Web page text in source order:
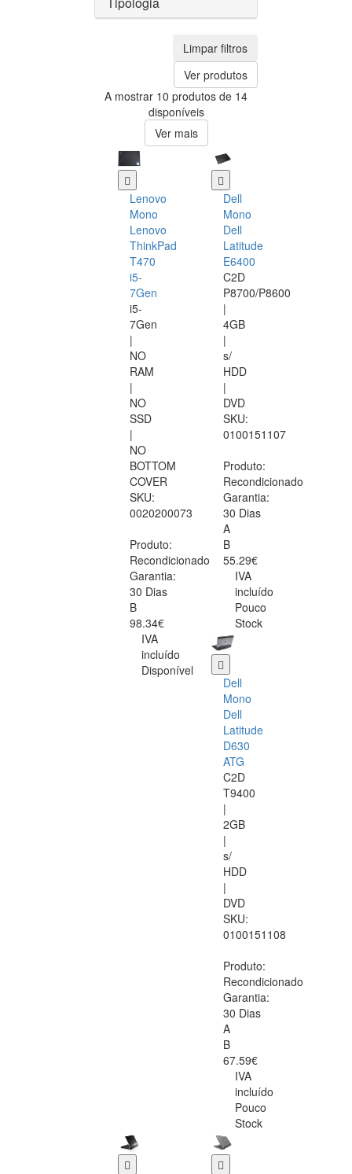
Limpar filtros
Ver produtos
A mostrar 10 produtos de 14
disponíveis
Ver mais
Lenovo
Mono
Lenovo
ThinkPad
T470
i5-
7Gen
i5-
7Gen
|
NO
RAM
|
NO
SSD
|
NO
BOTTOM
COVER
SKU:
0020200073
Produto:
Recondicionado
Garantia:
30 Dias
B
98.34€
IVA
incluído
Disponível
Dell
Mono
Dell
Latitude
E6400
C2D
P8700/P8600
|
4GB
|
s/
HDD
|
DVD
SKU:
0100151107
Produto:
Recondicionado
Garantia:
30 Dias
A
B
55.29€
IVA
incluído
Pouco
Stock
Dell
Mono
Dell
Latitude
D630
ATG
C2D
T9400
|
2GB
|
s/
HDD
|
DVD
SKU:
0100151108
Produto:
Recondicionado
Garantia:
30 Dias
A
B
67.59€
IVA
incluído
Pouco
Stock